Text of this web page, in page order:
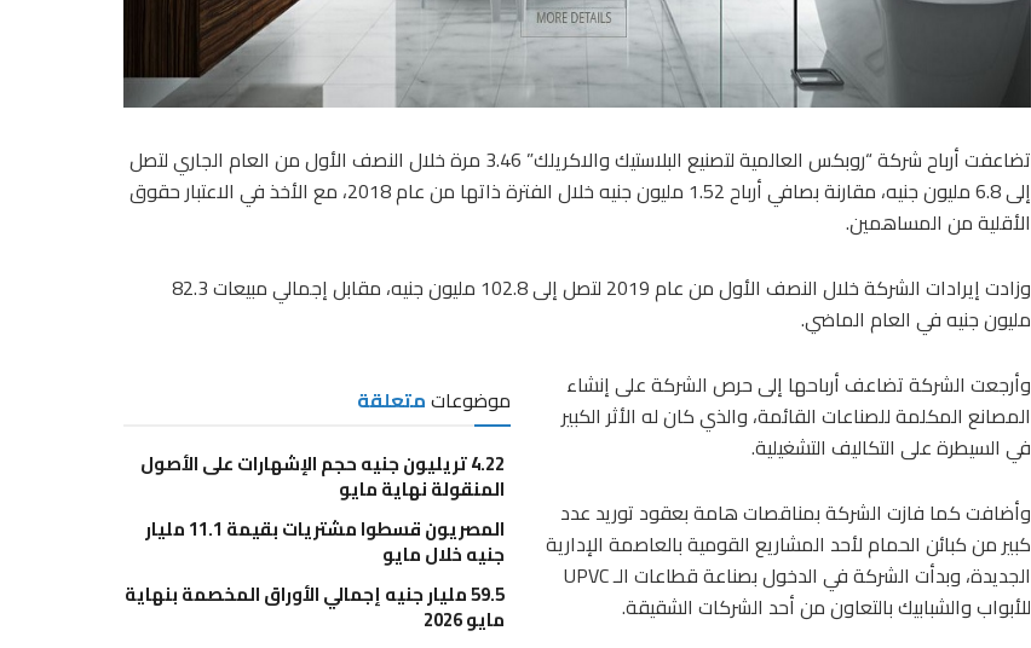
تضاعفت أرباح شركة “روبكس العالمية لتصنيع البلاستيك والاكريلك” 3.46 مرة خلال النصف الأول من العام الجاري لتصل
إلى 6.8 مليون جنيه، مقارنة بصافي أرباح 1.52 مليون جنيه خلال الفترة ذاتها من عام 2018، مع الأخذ في الاعتبار حقوق
الأقلية من المساهمين.
وزادت إيرادات الشركة خلال النصف الأول من عام 2019 لتصل إلى 102.8 مليون جنيه، مقابل إجمالي مبيعات 82.3
مليون جنيه في العام الماضي.
موضوعاتمتعلقة
4.22 تريليون جنيه حجم الإشهارات على الأصول
المنقولة نهاية مايو
المصريون قسطوا مشتريات بقيمة 11.1 مليار
جنيه خلال مايو
59.5 مليار جنيه إجمالي الأوراق المخصمة بنهاية
مايو 2026
وأرجعت الشركة تضاعف أرباحها إلى حرص الشركة على إنشاء
المصانع المكلمة للصناعات القائمة، والذي كان له الأثر الكبير
في السيطرة على التكاليف التشغيلية.
وأضافت كما فازت الشركة بمناقصات هامة بعقود توريد عدد
كبير من كبائن الحمام لأحد المشاريع القومية بالعاصمة الإدارية
الجديدة، وبدأت الشركة في الدخول بصناعة قطاعات الـ UPVC
للأبواب والشبابيك بالتعاون من أحد الشركات الشقيقة.